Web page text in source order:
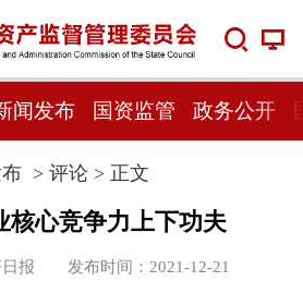
闻发布 国资监管 政务公开
> 评论 > 正文
核心竞争力上下功夫
日报 发布时间：2021-12-21